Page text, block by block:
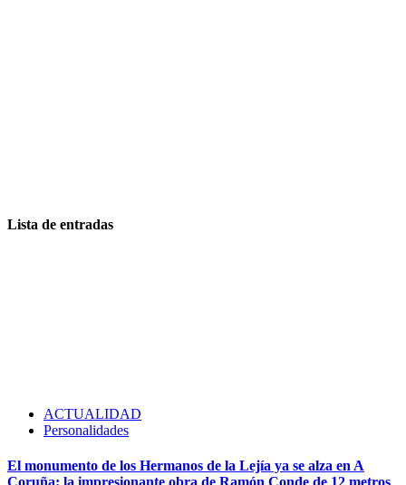
Lista de entradas
ACTUALIDAD
Personalidades
El monumento de los Hermanos de la Lejía ya se alza en A